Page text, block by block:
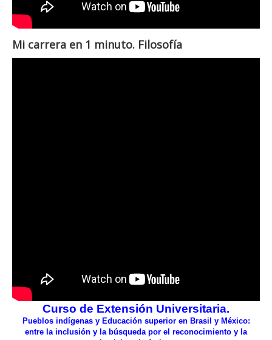
Mi carrera en 1 minuto. Filosofía
Curso de Extensión Universitaria.
Pueblos indígenas y Educación superior en Brasil y México:
entre la inclusión y la búsqueda por el reconocimiento y la